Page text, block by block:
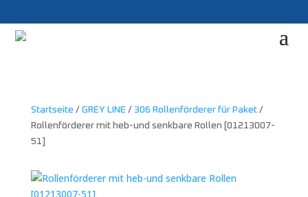
Startseite / GREY LINE / 306 Rollenförderer für Paket/
Rollenförderer mit heb-und senkbare Rollen [01213007-
51]